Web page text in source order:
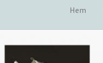
Hem